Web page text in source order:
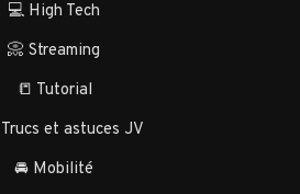
💻 High Tech
📀 Streaming
📒 Tutorial
et astuces JV
🚘 Mobilité